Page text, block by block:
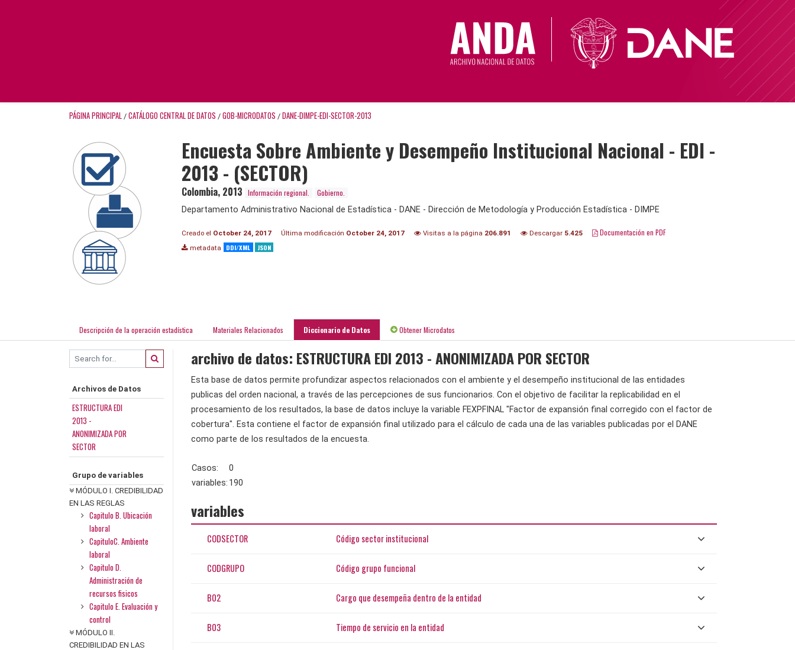
PÁGINA PRINCIPAL / CATÁLOGO CENTRAL DE DATOS / GOB-MICRODATOS / DANE-DIMPE-EDI-SECTOR-2013
Encuesta Sobre Ambiente y Desempeño Institucional Nacional - EDI -
2013 - (SECTOR)
Colombia, 2013 Información regional.
Gobierno.
Departamento Administrativo Nacional de Estadística - DANE - Dirección de Metodología y Producción Estadística - DIMPE
Creado el October 24, 2017 Última modificación October 24, 2017 Visitas a la página 206.891 Descargar 5.425 Documentación en PDF
metadata DDI/XML JSON
Descripción de la operación estadística Materiales Relacionados Diccionario de Datos Obtener Microdatos
Archivos de Datos
ESTRUCTURA EDI
2013 -
ANONIMIZADA POR
SECTOR
Grupo de variables
MÓDULO I. CREDIBILIDAD
EN LAS REGLAS
Capitulo B. Ubicación
laboral
CapituloC. Ambiente
laboral
Capitulo D.
Administración de
recursos fisicos
Capitulo E. Evaluación y
control
MÓDULO II.
CREDIBILIDAD EN LAS
archivo de datos: ESTRUCTURA EDI 2013 - ANONIMIZADA POR SECTOR
Esta base de datos permite profundizar aspectos relacionados con el ambiente y el desempeño institucional de las entidades
publicas del orden nacional, a través de las percepciones de sus funcionarios. Con el objetivo de facilitar la replicabilidad en el
procesamiento de los resultados, la base de datos incluye la variable FEXPFINAL "Factor de expansión final corregido con el factor de
cobertura". Esta contiene el factor de expansión final utilizado para el cálculo de cada una de las variables publicadas por el DANE
como parte de los resultados de la encuesta.
Casos:
0
variables: 190
variables
CODSECTOR Código sector institucional
CODGRUPO Código grupo funcional
B02 Cargo que desempeña dentro de la entidad
B03 Tiempo de servicio en la entidad